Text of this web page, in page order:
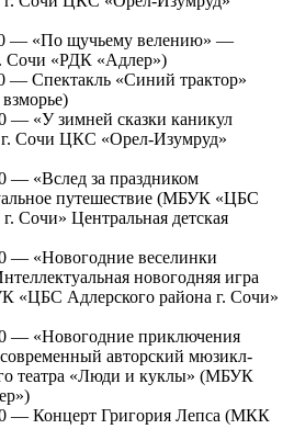
— «По щучьему велению» —
Сочи «РДК «Адлер»)
— Спектакль «Синий трактор»
— «У зимней сказки каникул
Сочи ЦКС «Орел-Изумруд»
— «Вслед за праздником
путешествие (МБУК «ЦБС
Сочи» Центральная детская
— «Новогодние веселинки
новогодняя игра
«ЦБС Адлерского района г. Сочи»
— «Новогодние приключения
авторский мюзикл-
театра «Люди и куклы» (МБУК
— Концерт Григория Лепса (МКК